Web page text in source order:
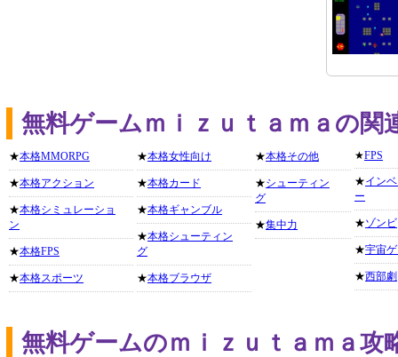
無料ゲームｍｉｚｕｔａｍａの関
★本格MMORPG
★本格アクション
★本格シミュレーショ
ン
★本格FPS
★本格スポーツ
★本格女性向け
★本格カード
★本格ギャンブル
★本格シューティン
グ
★本格ブラウザ
★本格その他
★シューティン
グ
★集中力
★FPS
★イン
ー
★ゾンビ
★宇宙
★西部劇
無料ゲームのｍｉｚｕｔａｍａ攻